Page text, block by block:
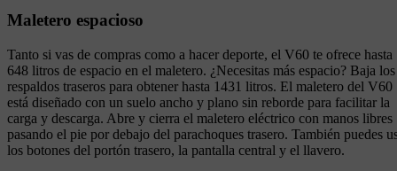
Maletero espacioso
Tanto si vas de compras como a hacer deporte, el V60 te ofrece hasta
648 litros de espacio en el maletero. ¿Necesitas más espacio? Baja los
respaldos traseros para obtener hasta 1431 litros. El maletero del V60
está diseñado con un suelo ancho y plano sin reborde para facilitar la
carga y descarga. Abre y cierra el maletero eléctrico con manos libres
pasando el pie por debajo del parachoques trasero. También puedes
los botones del portón trasero, la pantalla central y el llavero.